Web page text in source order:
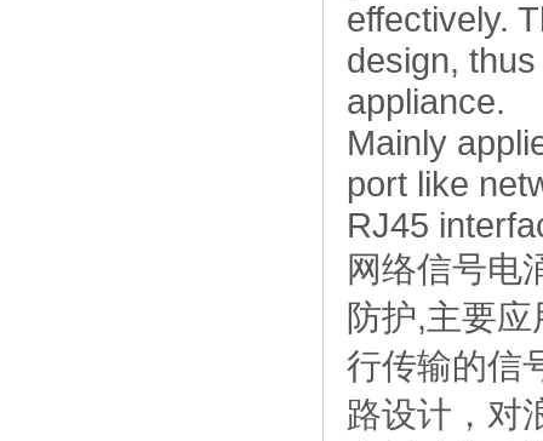
effectively.
design,
appliance.
Mainly
port like
RJ45
网络信号电
防护,主要
行传输的信
路设计，对